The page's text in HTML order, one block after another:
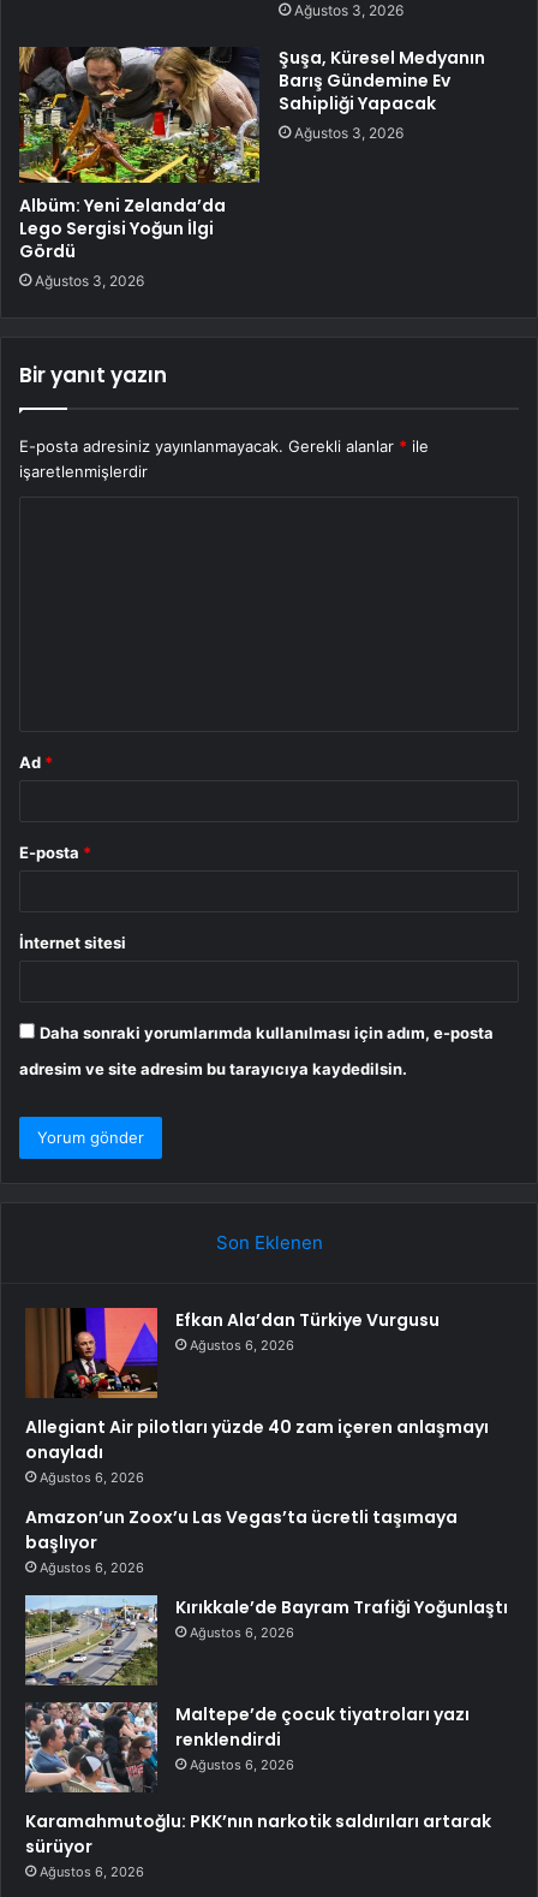
Ağustos 3, 2026
Albüm: Yeni Zelanda’da
Lego Sergisi Yoğun İlgi
Gördü
Ağustos 3, 2026
Şuşa, Küresel Medyanın
Barış Gündemine Ev
Sahipliği Yapacak
Ağustos 3, 2026
Bir yanıt yazın
E-posta adresiniz yayınlanmayacak. Gerekli alanlar * ile
işaretlenmişlerdir
Ad *
E-posta *
İnternet sitesi
Daha sonraki yorumlarımda kullanılması için adım, e-posta
adresim ve site adresim bu tarayıcıya kaydedilsin.
Son Eklenen
Efkan Ala’dan Türkiye Vurgusu
Ağustos 6, 2026
Allegiant Air pilotları yüzde 40 zam içeren anlaşmayı
onayladı
Ağustos 6, 2026
Amazon’un Zoox’u Las Vegas’ta ücretli taşımaya
başlıyor
Ağustos 6, 2026
Kırıkkale’de Bayram Trafiği Yoğunlaştı
Ağustos 6, 2026
Maltepe’de çocuk tiyatroları yazı
renklendirdi
Ağustos 6, 2026
Karamahmutoğlu: PKK’nın narkotik saldırıları artarak
sürüyor
Ağustos 6, 2026